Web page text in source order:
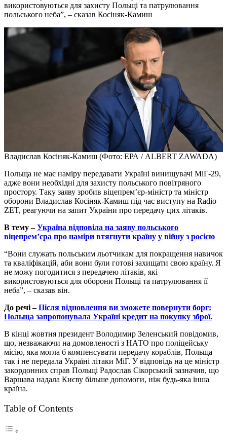
використовуються для захисту Польщі та патрулювання
польського неба”, – сказав Косіняк-Камиш
Владислав Косіняк-Камиш (Фото: ЕРА / ALBERT ZAWADA)
Польща не має наміру передавати Україні винищувачі МіГ-29,
адже вони необхідні для захисту польського повітряного
простору. Таку заяву зробив віцепрем’єр-міністр та міністр
оборони Владислав Косіняк-Камиш під час виступу на Radio
ZET, реагуючи на запит України про передачу цих літаків.
В тему –Україна відповіла на заяву польського
віцепрем’єра про наміри втягнути країну у війну з росією
“Вони служать польським льотчикам для покращення навичок
та кваліфікацій, аби вони були готові захищати свою країну. Я
не можу погодитися з передачею літаків, які
використовуються для оборони Польщі та патрулювання її
неба”, – сказав він.
До речі –Після відновлення ви зможете повернути борг:
Польща запропонувала Україні кредит на покупку зброї.
В кінці жовтня президент Володимир Зеленський повідомив,
що, незважаючи на домовленості з НАТО про поліцейську
місію, яка могла б компенсувати передачу кораблів, Польща
так і не передала Україні літаки МіГ. У відповідь на це міністр
закордонних справ Польщі Радослав Сікорський зазначив, що
Варшава надала Києву більше допомоги, ніж будь-яка інша
країна.
Table of Contents